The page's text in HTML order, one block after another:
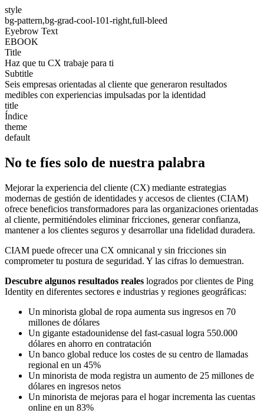
style
bg-pattern,bg-grad-cool-101-right,full-bleed
Eyebrow Text
EBOOK
Title
Haz que tu CX trabaje para ti
Subtitle
Seis empresas orientadas al cliente que generaron resultados
medibles con experiencias impulsadas por la identidad
title
Índice
theme
default
No te fíes solo de nuestra palabra
Mejorar la experiencia del cliente (CX) mediante estrategias
modernas de gestión de identidades y accesos de clientes (CIAM)
ofrece beneficios transformadores para las organizaciones orientadas
al cliente, permitiéndoles eliminar fricciones, generar confianza,
mantener a los clientes seguros y desarrollar una fidelidad duradera.
CIAM puede ofrecer una CX omnicanal y sin fricciones sin
comprometer tu postura de seguridad. Y las cifras lo demuestran.
Descubre algunos resultados reales logrados por clientes de Ping
Identity en diferentes sectores e industrias y regiones geográficas:
Un minorista global de ropa aumenta sus ingresos en 70
millones de dólares
Un gigante estadounidense del fast-casual logra 550.000
dólares en ahorro en contratación
Un banco global reduce los costes de su centro de llamadas
regional en un 45%
Un minorista de moda registra un aumento de 25 millones de
dólares en ingresos netos
Un minorista de mejoras para el hogar incrementa las cuentas
online en un 83%